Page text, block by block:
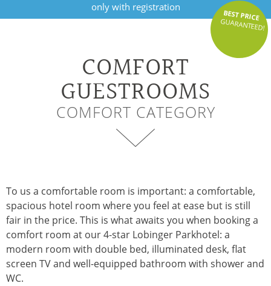
only with registration
BEST PRICE
GUARANTEED!
COMFORT
GUESTROOMS
COMFORT CATEGORY
To us a comfortable room is important: a comfortable,
spacious hotel room where you feel at ease but is still
fair in the price. This is what awaits you when booking a
comfort room at our 4-star Lobinger Parkhotel: a
modern room with double bed, illuminated desk, flat
screen TV and well-equipped bathroom with shower and
WC.